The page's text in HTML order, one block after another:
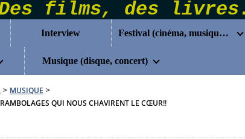
Interview Festival (cinéma, musique...)
Musique (disque, concert)
> MUSIQUE >
QUI NOUS CHAVIRENT LE CŒUR!!